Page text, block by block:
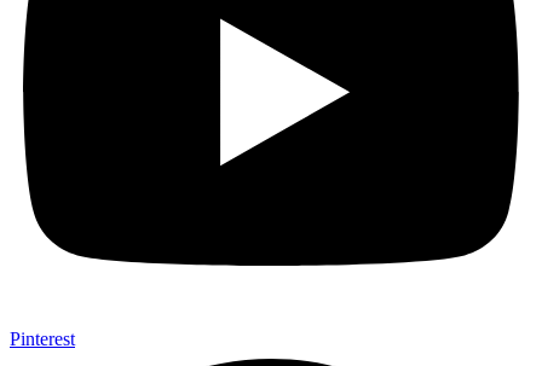
Pinterest